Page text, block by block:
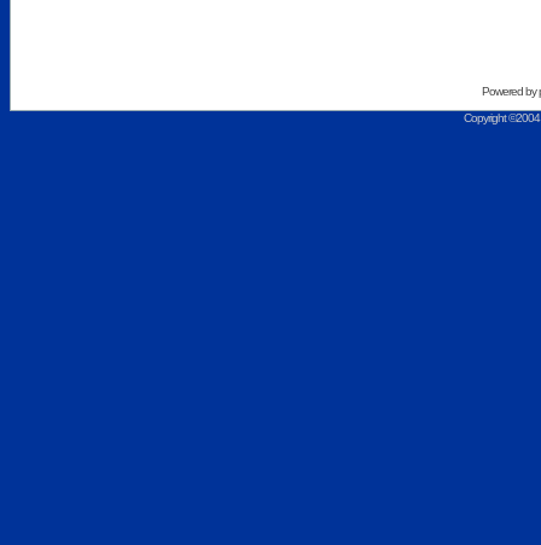
Powered by
Copyright ©2004